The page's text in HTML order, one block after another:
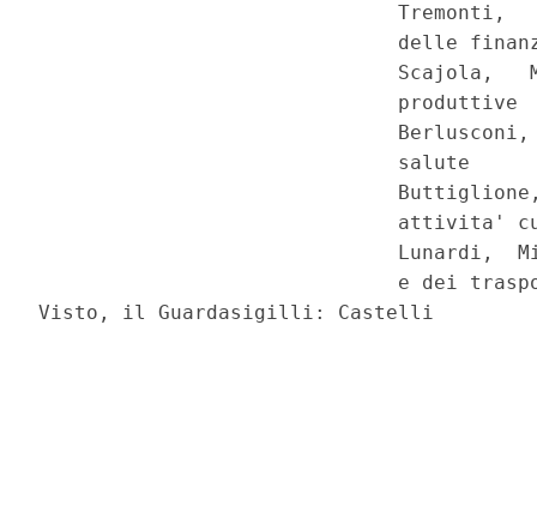
Tremonti,
delle
Scajola,
                              produttive
                              salute
attivita'
Lunardi,
e dei